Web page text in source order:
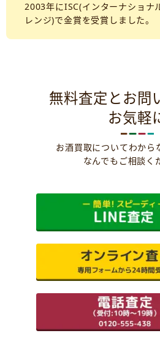
2003年にISC(インターナショナ
レンジ)で金賞を受賞しました。
無料査定とお問
お気軽
お酒買取についてわから
なんでもご相談く